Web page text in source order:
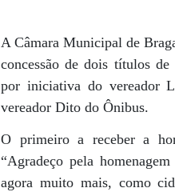
A Câmara Municipal de
concessão de dois títulos
por iniciativa do vereador
vereador Dito do Ônibus.
O primeiro a receber a
“Agradeço pela
agora muito mais, como